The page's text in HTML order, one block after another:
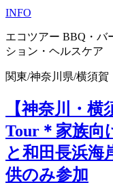
INFO
エコツアー BBQ・バ
ション・ヘルスケア
関東/神奈川県/横須賀
【神奈川・
Tour＊家族向
と和田長浜海
供のみ参加